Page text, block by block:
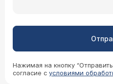
Нажимая на кнопку
согласие с условиями